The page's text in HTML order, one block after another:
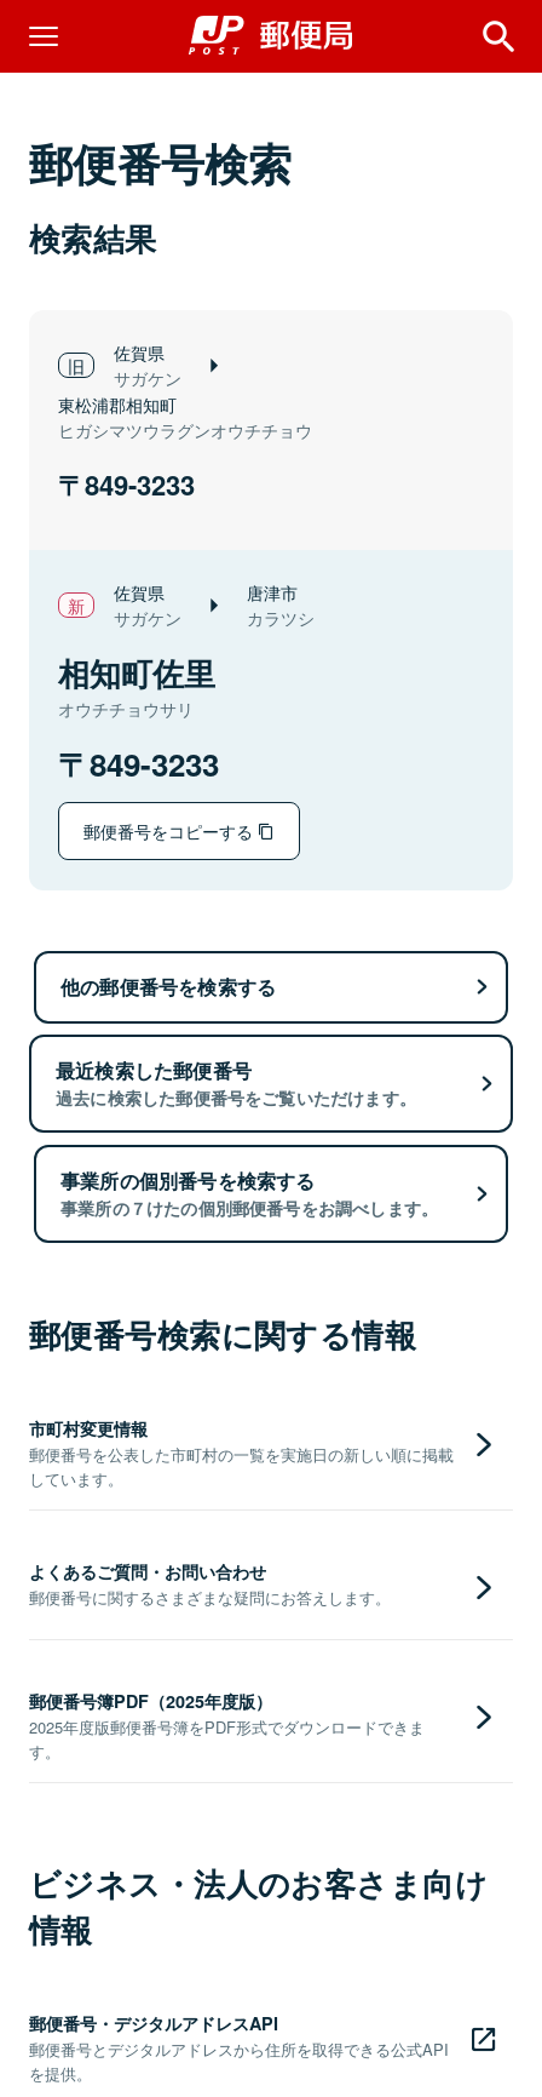
郵便番号検索
検索結果
佐賀県
サガケン
東松浦郡相知町
ヒガシマツウラグンオウチチョウ
849-3233
佐賀県
サガケン
唐津市
カラツシ
相知町佐里
オウチチョウサリ
849-3233
郵便番号をコピーする
他の郵便番号を検索する
最近検索した郵便番号
過去に検索した郵便番号をご覧いただけます。
事業所の個別番号を検索する
事業所の７けたの個別郵便番号をお調べします。
郵便番号検索に関する情報
市町村変更情報
郵便番号を公表した市町村の一覧を実施日の新しい順に掲載
しています。
よくあるご質問・お問い合わせ
郵便番号に関するさまざまな疑問にお答えします。
郵便番号簿PDF（2025年度版）
2025年度版郵便番号簿をPDF形式でダウンロードできま
す。
ビジネス・法人のお客さま向け
情報
郵便番号・デジタルアドレスAPI
郵便番号とデジタルアドレスから住所を取得できる公式API
を提供。